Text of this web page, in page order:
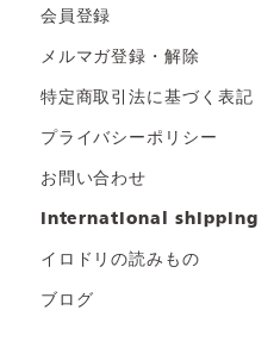
会員登録
メルマガ登録・解除
特定商取引法に基づく表記
プライバシーポリシー
お問い合わせ
international shipping
イロドリの読みもの
ブログ